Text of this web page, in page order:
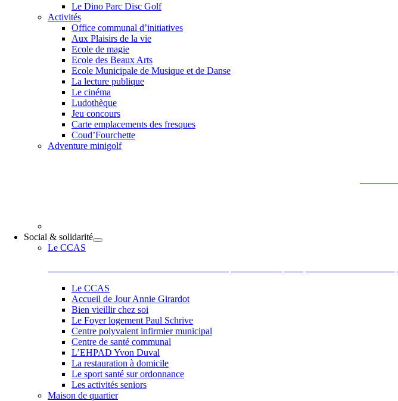
Le Dino Parc Disc Golf
Activités
Office communal d’initiatives
Aux Plaisirs de la vie
Ecole de magie
Ecole des Beaux Arts
Ecole Municipale de Musique et de Danse
La lecture publique
Le cinéma
Ludothèque
Jeu concours
Carte emplacements des fresques
Coud’Fourchette
Adventure minigolf
Social & solidarité
Le CCAS
Le CCAS
Accueil de Jour Annie Girardot
Bien vieillir chez soi
Le Foyer logement Paul Schrive
Centre polyvalent infirmier municipal
Centre de santé communal
L’EHPAD Yvon Duval
La restauration à domicile
Le sport santé sur ordonnance
Les activités seniors
Maison de quartier